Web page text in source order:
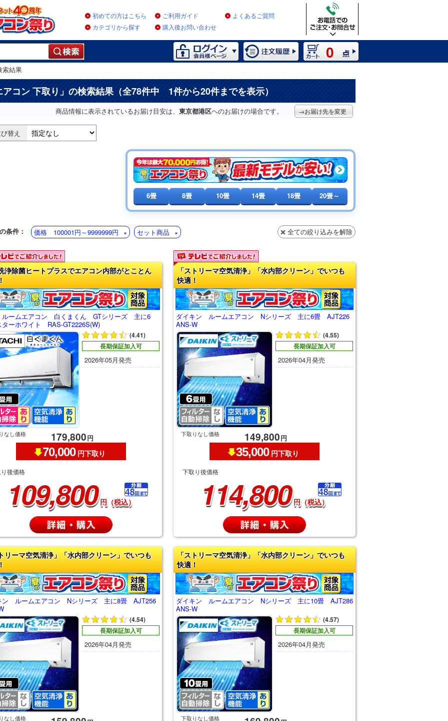
初めての方はこちら ご利用ガイド
よくあるご質問
カテゴリから探す
購入後お問い合わせ
0
索結果
アコン 下取り 」の検索結果（全78件中 1件から20件までを表示）
商品情報に表示されているお届け目安は、 東京都港区へのお届けの場合です。 →お届け先を変更
替え
6畳 8畳 10畳 14畳 18畳 20畳～
条件： 価格 100001円～9999999円 セット商品 全ての絞り込みを解除
浄除菌ヒートプラスでエアコン内部がとことん
ームエアコン 白くまくん GTシリーズ 主に6
ーホワイト RAS-GT2226S(W)
(4.41)
長期保証加入可
2026年05月発売
なし価格 179,800円
70,000 円下取り
後価格
109,800 円（税込）
「ストリーマ空気清浄」「水内部クリーン」でいつも
快適！
ダイキン ルームエアコン Nシリーズ 主に6畳 AJT226
ANS-W
(4.55)
長期保証加入可
2026年04月発売
下取りなし価格 149,800円
35,000 円下取り
下取り後価格
114,800 円（税込）
リーマ空気清浄」「水内部クリーン」でいつも
ン ルームエアコン Nシリーズ 主に8畳 AJT256
(4.54)
長期保証加入可
2026年04月発売
なし価格
「ストリーマ空気清浄」「水内部クリーン」でいつも
快適！
ダイキン ルームエアコン Nシリーズ 主に10畳 AJT286
ANS-W
(4.57)
長期保証加入可
2026年04月発売
下取りなし価格